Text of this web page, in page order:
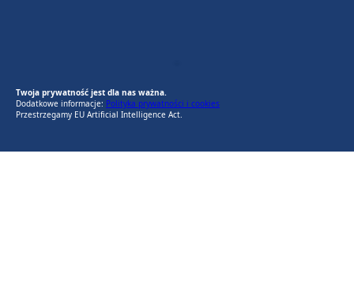
Twoja prywatność jest dla nas ważna.
Dodatkowe informacje: Polityka prywatności i cookies
Przestrzegamy EU Artificial Intelligence Act.